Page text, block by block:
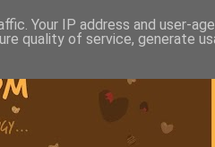
Your IP address and user-
quality of service, generate